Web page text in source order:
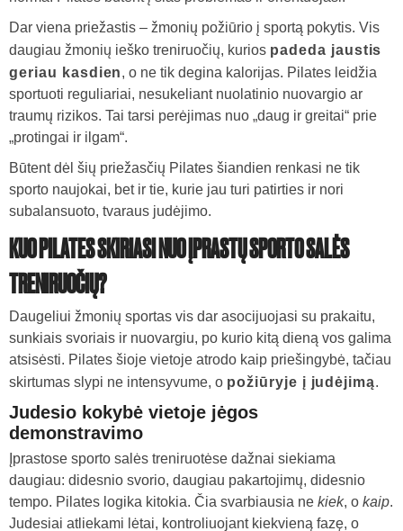
Dar viena priežastis – žmonių požiūrio į sportą pokytis. Vis
daugiau žmonių ieško treniruočių, kurios padeda jaustis
geriau kasdien, o ne tik degina kalorijas. Pilates leidžia
sportuoti reguliariai, nesukeliant nuolatinio nuovargio ar
traumų rizikos. Tai tarsi perėjimas nuo „daug ir greitai“ prie
„protingai ir ilgam“.
Būtent dėl šių priežasčių Pilates šiandien renkasi ne tik
sporto naujokai, bet ir tie, kurie jau turi patirties ir nori
subalansuoto, tvaraus judėjimo.
KUO PILATES SKIRIASI NUO ĮPRASTŲ SPORTO SALĖS
TRENIRUOČIŲ?
Daugeliui žmonių sportas vis dar asocijuojasi su prakaitu,
sunkiais svoriais ir nuovargiu, po kurio kitą dieną vos galima
atsisėsti. Pilates šioje vietoje atrodo kaip priešingybė, tačiau
skirtumas slypi ne intensyvume, o požiūryje į judėjimą.
Judesio kokybė vietoje jėgos
demonstravimo
Įprastose sporto salės treniruotėse dažnai siekiama
daugiau: didesnio svorio, daugiau pakartojimų, didesnio
tempo. Pilates logika kitokia. Čia svarbiausia ne kiek, o kaip.
Judesiai atliekami lėtai, kontroliuojant kiekvieną fazę, o